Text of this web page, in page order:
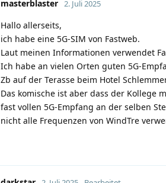
masterblaster 2. Juli 2025
Hallo allerseits,
ich habe eine 5G-SIM von Fastweb.
Laut meinen Informationen verwendet
Ich habe an vielen Orten guten 5G-
Zb auf der Terasse beim Hotel
Das komische ist aber dass der Kollege
fast vollen 5G-Empfang an der selben
nicht alle Frequenzen von WindTre